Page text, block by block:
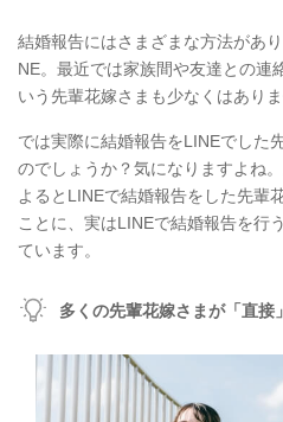
結婚報告にはさまざまな方法があ
NE。最近では家族間や友達との連
いう先輩花嫁さまも少なくはありま
では実際に結婚報告をLINEでした
のでしょうか？気になりますよね
よるとLINEで結婚報告をした先輩
ことに、実はLINEで結婚報告を行
ています。
多くの先輩花嫁さまが「直接